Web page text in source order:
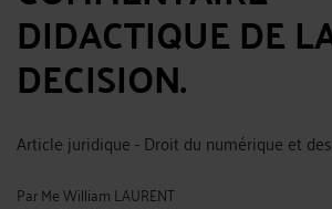
DIDACTIQUE DE
DECISION.
Article juridique - Droit du numérique et
ParMe William LAURENT